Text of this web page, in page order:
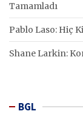
Tamamladı
Pablo Laso: Hiç
Shane Larkin:
BGL